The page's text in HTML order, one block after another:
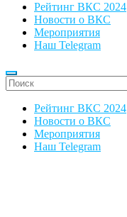
Рейтинг ВКС 2024
Новости о ВКС
Мероприятия
Наш Telegram
'Найти:
Рейтинг ВКС 2024
Новости о ВКС
Мероприятия
Наш Telegram